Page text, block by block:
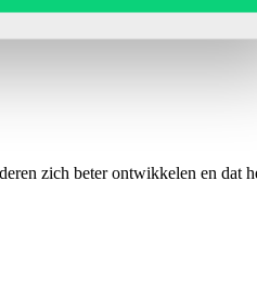
zich beter ontwikkelen en dat